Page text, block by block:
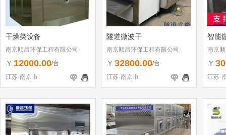
干燥类设备
南京顺昌环保工程有限公司
￥ 12000.00/台
江苏-南京市
隧道微波干
南京顺昌环保工程有限公司
￥ 32800.00/台
江苏-南京市
智能
南京
￥
江苏-